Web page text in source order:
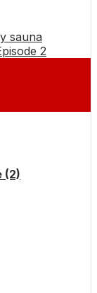
sauna
2
(2)